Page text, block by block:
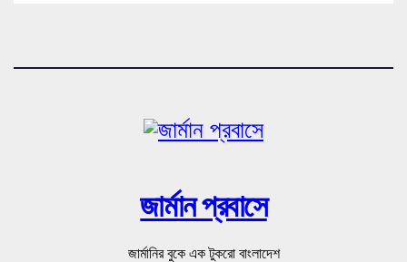
জার্মান প্রবাসে
জার্মানির বুকে এক টুকরো বাংলাদেশ